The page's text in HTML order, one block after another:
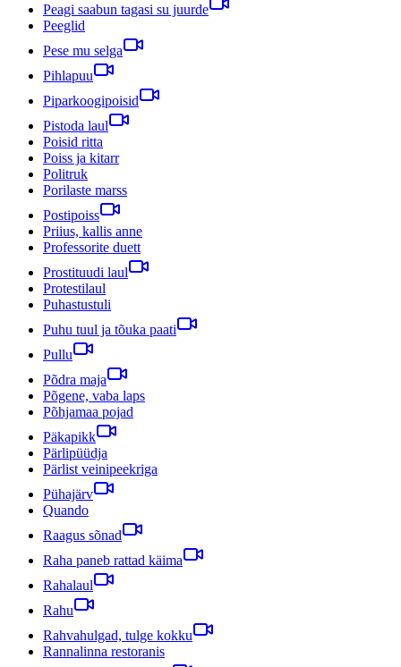
Peagi saabun tagasi su juurde
Peeglid
Pese mu selga
Pihlapuu
Piparkoogipoisid
Pistoda laul
Poisid ritta
Poiss ja kitarr
Politruk
Porilaste marss
Postipoiss
Priius, kallis anne
Professorite duett
Prostituudi laul
Protestilaul
Puhastustuli
Puhu tuul ja tõuka paati
Pullu
Põdra maja
Põgene, vaba laps
Põhjamaa pojad
Päkapikk
Pärlipüüdja
Pärlist veinipeekriga
Pühajärv
Quando
Raagus sõnad
Raha paneb rattad käima
Rahalaul
Rahu
Rahvahulgad, tulge kokku
Rannalinna restoranis